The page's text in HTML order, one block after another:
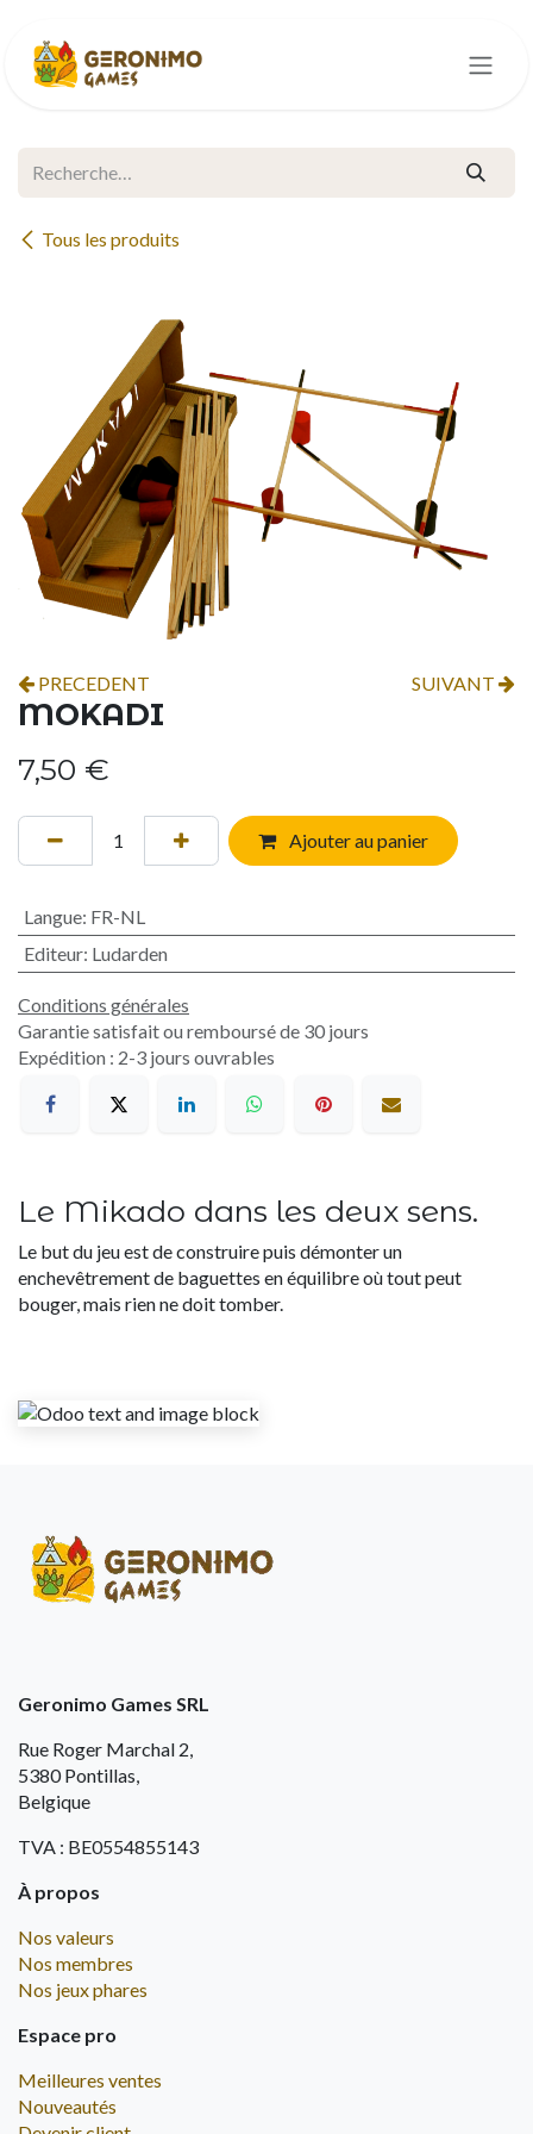
Tous les produits
PRECEDENT SUIVANT
MOKADI
7,50 €
Ajouter au panier
Langue: FR-NL
Editeur: Ludarden
Conditions générales
Garantie satisfait ou remboursé de 30 jours
Expédition : 2-3 jours ouvrables
Le Mikado dans les deux sens.
Le but du jeu est de construire puis démonter un
enchevêtrement de baguettes en équilibre où tout peut
bouger, mais rien ne doit tomber.
Geronimo Games SRL
Rue Roger Marchal 2,
5380 Pontillas,
Belgique
TVA : BE0554855143
À propos
Nos valeurs
Nos membres
Nos jeux phares
Espace pro
Meilleures ventes
Nouveautés